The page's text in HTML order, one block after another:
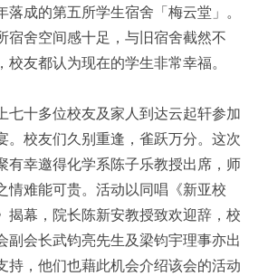
落成的第五所学生宿舍「梅云堂」。
宿舍空间感十足，与旧宿舍截然不
校友都认为现在的学生非常幸福。
七十多位校友及家人到达云起轩参加
。校友们久别重逢，雀跃万分。这次
有幸邀得化学系陈子乐教授出席，师
情难能可贵。活动以同唱《新亚校
揭幕，院长陈新安教授致欢迎辞，校
副会长武钧亮先生及梁钧宇理事亦出
持，他们也藉此机会介绍该会的活动